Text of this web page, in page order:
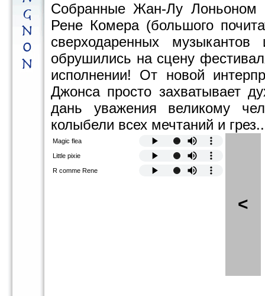
Собранные Жан-Лу Лоньоном
Рене Комера (большого
сверходаренных
обрушились на сцену
исполнении! От новой
Джонса просто захватывает
дань уважения великому
колыбели всех мечтаний и
Magic flea
Little pixie
R comme Rene
<